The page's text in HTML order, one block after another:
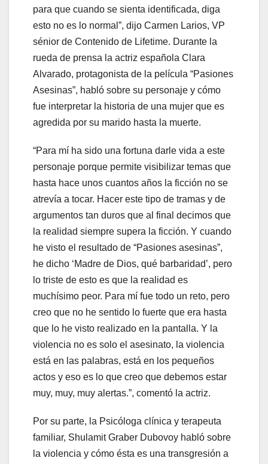
para que cuando se sienta identificada, diga
esto no es lo normal”, dijo Carmen Larios, VP
sénior de Contenido de Lifetime. Durante la
rueda de prensa la actriz española Clara
Alvarado, protagonista de la película “Pasiones
Asesinas”, habló sobre su personaje y cómo
fue interpretar la historia de una mujer que es
agredida por su marido hasta la muerte.
“Para mí ha sido una fortuna darle vida a este
personaje porque permite visibilizar temas que
hasta hace unos cuantos años la ficción no se
atrevía a tocar. Hacer este tipo de tramas y de
argumentos tan duros que al final decimos que
la realidad siempre supera la ficción. Y cuando
he visto el resultado de “Pasiones asesinas”,
he dicho ‘Madre de Dios, qué barbaridad’, pero
lo triste de esto es que la realidad es
muchísimo peor. Para mí fue todo un reto, pero
creo que no he sentido lo fuerte que era hasta
que lo he visto realizado en la pantalla. Y la
violencia no es solo el asesinato, la violencia
está en las palabras, está en los pequeños
actos y eso es lo que creo que debemos estar
muy, muy, muy alertas.”, comentó la actriz.
Por su parte, la Psicóloga clínica y terapeuta
familiar, Shulamit Graber Dubovoy habló sobre
la violencia y cómo ésta es una transgresión a